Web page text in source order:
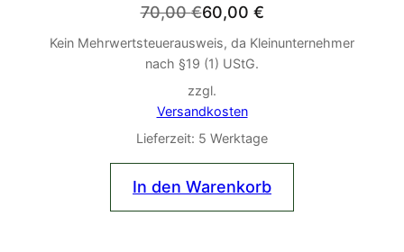
70,00€Ursprünglicher
Preis
war:
70,00 €
60,00 €
Aktueller
Preis
ist:
60,00 €.
Kein Mehrwertsteuerausweis, da Kleinunternehmer
nach §19 (1) UStG.
zzgl.
Versandkosten
Lieferzeit: 5 Werktage
In den Warenkorb